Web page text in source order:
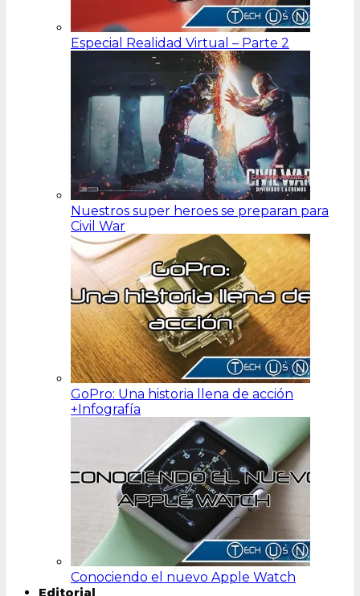
Especial Realidad Virtual – Parte 2
Nuestros super heroes se preparan para
Civil War
GoPro: Una historia llena de acción
+Infografía
Conociendo el nuevo Apple Watch
Editorial